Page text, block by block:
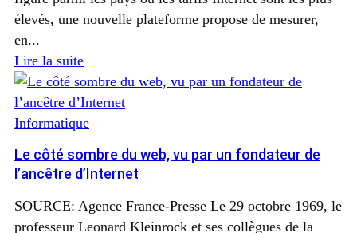
élevés, une nouvelle plateforme propose de mesurer,
en...
Lire la suite
Informatique
Le côté sombre du web, vu par un fondateur de
l’ancêtre d’Internet
SOURCE: Agence France-Presse Le 29 octobre 1969, le
professeur Leonard Kleinrock et ses collègues de la